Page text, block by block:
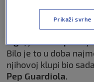
Podsjećamo,
2010. do 2013.
Ligu,jedanKup
Bilo je to u doba
njihovoj klupi bio
Pep Guardiola.
Prikaži svrhe